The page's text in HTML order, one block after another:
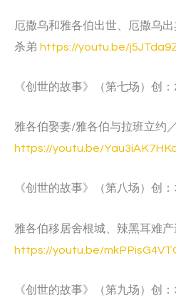
厄撒乌和雅各伯出世、厄撒乌
杀弟 https://youtu.be/
《创世的故事》（第七场）创
雅各伯娶妻/雅各伯与拉班立约
https://youtu.be/
《创世的故事》（第八场）创
雅各伯移居舍根城、辣黑耳难
https://youtu.be/
《创世的故事》（第九场）创